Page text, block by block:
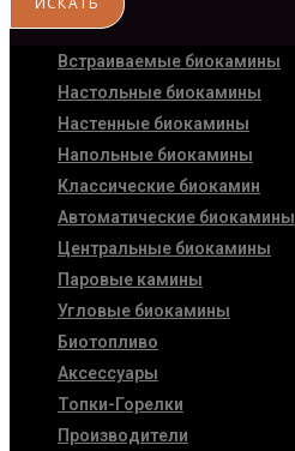
Встраиваемые биокамины
Настoльные биокамины
Настенные биокамины
Напольные биокамины
Классические биокамин
Автоматические биокамины
Центральные биокамины
Паровые камины
Угловые биокамины
Биотопливо
Аксессуары
Топки-Горелки
Производители